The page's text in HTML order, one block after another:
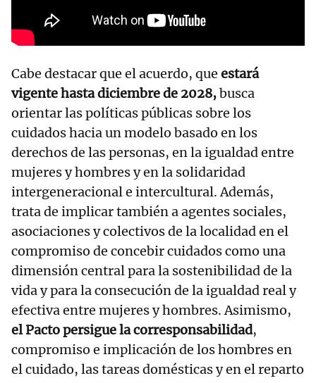
Cabe destacar que el acuerdo, que estará
vigente hasta diciembre de 2028,busca
orientar las políticas públicas sobre los
cuidados hacia un modelo basado en los
derechos de las personas, en la igualdad entre
mujeres y hombres y en la solidaridad
intergeneracional e intercultural. Además,
trata de implicar también a agentes sociales,
asociaciones y colectivos de la localidad en el
compromiso de concebir cuidados como una
dimensión central para la sostenibilidad de la
vida y para la consecución de la igualdad real y
efectiva entre mujeres y hombres. Asimismo,
el Pacto persigue la corresponsabilidad,
compromiso e implicación de los hombres en
el cuidado, las tareas domésticas y en el reparto